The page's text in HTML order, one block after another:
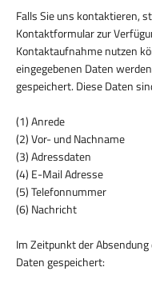
Falls Sie uns kontaktieren,
Kontaktformular zur
Kontaktaufnahme nutzen
eingegebenen Daten
gespeichert. Diese Daten
(1) Anrede
(2) Vor- und Nachname
(3) Adressdaten
(4) E-Mail Adresse
(5) Telefonnummer
(6) Nachricht
Im Zeitpunkt der
Daten gespeichert: